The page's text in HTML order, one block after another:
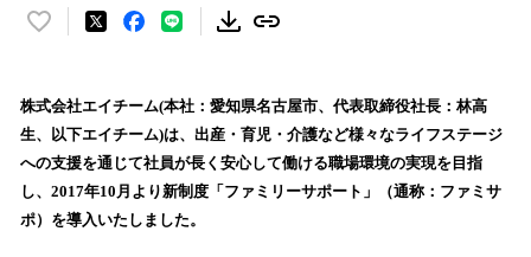
い
！
数
を
読
込
株式会社エイチーム(本社：愛知県名古屋市、代表取締役社長：林高
生、以下エイチーム)は、出産・育児・介護など様々なライフステージ
への支援を通じて社員が長く安心して働ける職場環境の実現を目指
し、2017年10月より新制度「ファミリーサポート」（通称：ファミサ
ポ）を導入いたしました。